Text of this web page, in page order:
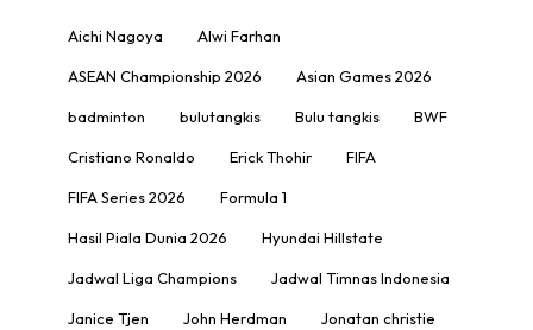
Aichi Nagoya Alwi Farhan
ASEAN Championship 2026 Asian Games 2026
badminton bulutangkis Bulu tangkis BWF
Cristiano Ronaldo Erick Thohir FIFA
FIFA Series 2026 Formula 1
Hasil Piala Dunia 2026 Hyundai Hillstate
Jadwal Liga Champions Jadwal Timnas Indonesia
Janice Tjen John Herdman Jonatan christie